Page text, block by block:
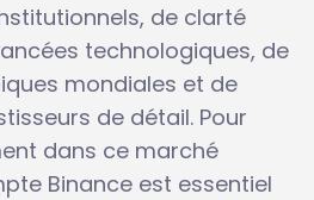
de clarté
technologiques, de
mondiales et de
de détail. Pour
dans ce marché
Binance est essentiel